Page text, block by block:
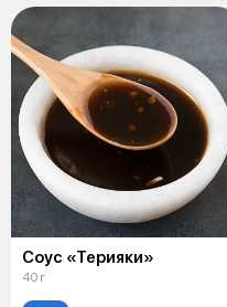
Соус «Терияки»
40 г